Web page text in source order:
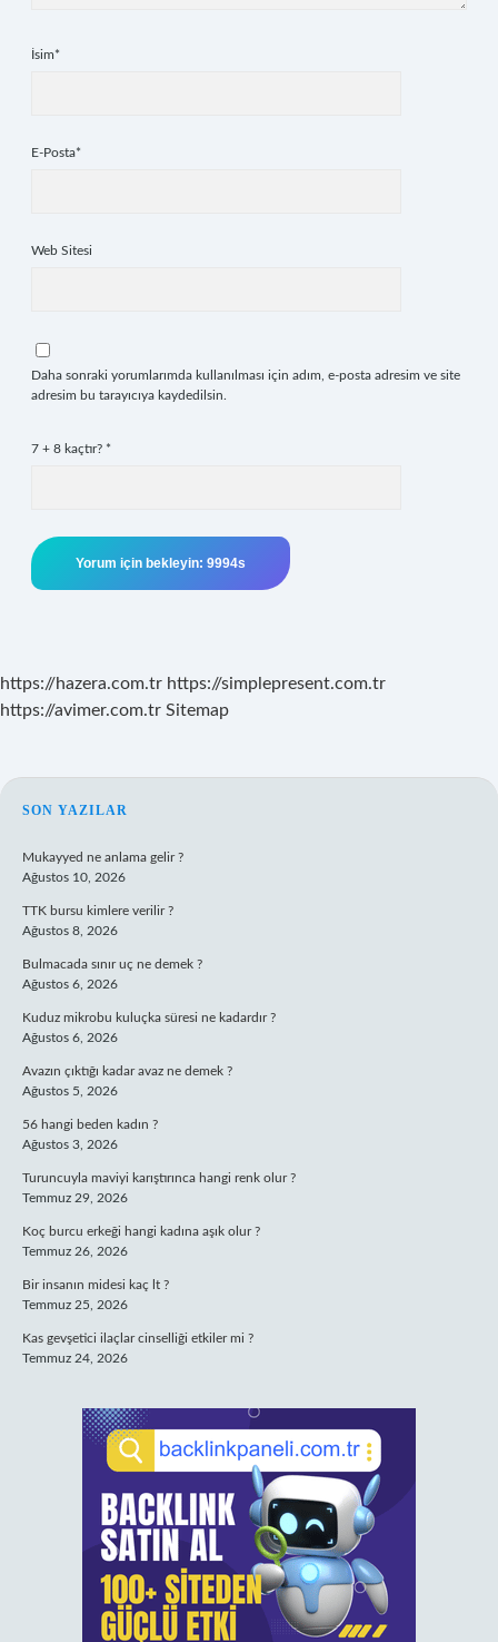
İsim*
E-Posta*
Web Sitesi
Daha sonraki yorumlarımda kullanılması için adım, e-posta adresim ve site
adresim bu tarayıcıya kaydedilsin.
7 + 8 kaçtır? *
https://hazera.com.tr https://simplepresent.com.tr
https://avimer.com.tr Sitemap
SIDEBAR
SON YAZILAR
Mukayyed ne anlama gelir ?
Ağustos 10, 2026
TTK bursu kimlere verilir ?
Ağustos 8, 2026
Bulmacada sınır uç ne demek ?
Ağustos 6, 2026
Kuduz mikrobu kuluçka süresi ne kadardır ?
Ağustos 6, 2026
Avazın çıktığı kadar avaz ne demek ?
Ağustos 5, 2026
56 hangi beden kadın ?
Ağustos 3, 2026
Turuncuyla maviyi karıştırınca hangi renk olur ?
Temmuz 29, 2026
Koç burcu erkeği hangi kadına aşık olur ?
Temmuz 26, 2026
Bir insanın midesi kaç lt ?
Temmuz 25, 2026
Kas gevşetici ilaçlar cinselliği etkiler mi ?
Temmuz 24, 2026